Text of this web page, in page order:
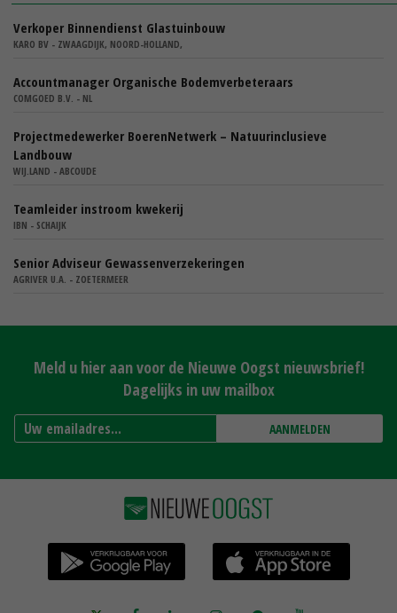
Verkoper Binnendienst Glastuinbouw
KARO BV - ZWAAGDIJK, NOORD-HOLLAND,
Accountmanager Organische Bodemverbeteraars
COMGOED B.V. - NL
Projectmedewerker BoerenNetwerk – Natuurinclusieve
Landbouw
WIJ.LAND - ABCOUDE
Teamleider instroom kwekerij
IBN - SCHAIJK
Senior Adviseur Gewassenverzekeringen
AGRIVER U.A. - ZOETERMEER
Meld u hier aan voor de Nieuwe Oogst nieuwsbrief!
Dagelijks in uw mailbox
AANMELDEN